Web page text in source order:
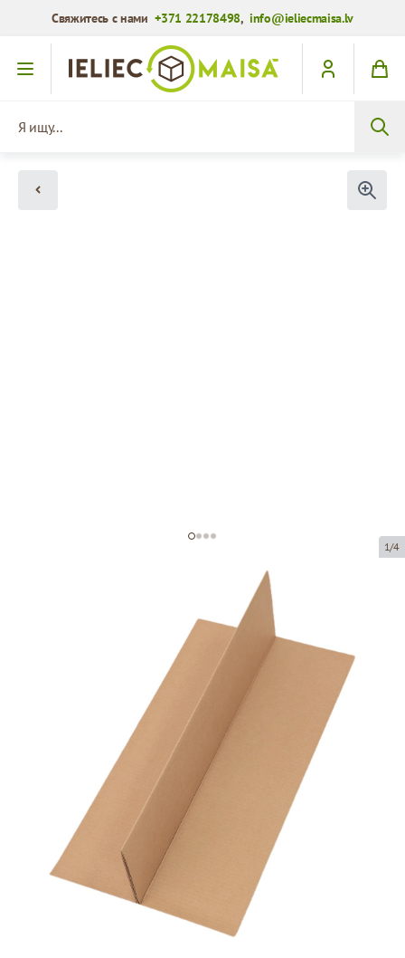
Свяжитесь с нами+371 22178498,info@ieliecmaisa.lv
Перейти к содержимому
1/4
320 x 165 x 83 mm
коричневая микрогофра
Tовар можно получить в пункте выдачи.
Цена за 1 штуку
0,29 € 0,27 €
50+ шт.